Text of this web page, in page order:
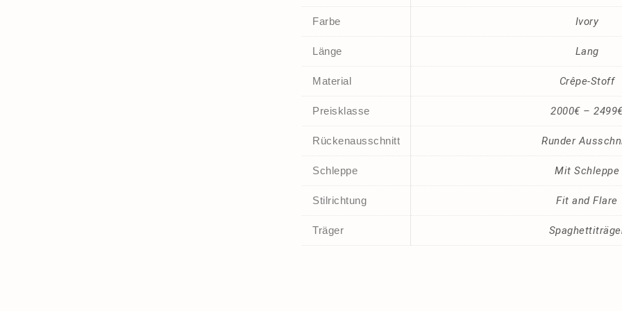
Farbe Ivory
Länge Lang
Material Crêpe-Stoff
Preisklasse 2000€ –
Rückenausschnitt Runder
Schleppe Mit Schleppe
Stilrichtung Fit and Flare
Träger